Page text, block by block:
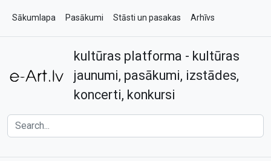
Sākumlapa Pasākumi Stāsti un pasakas Arhīvs
Kontakti
kultūras platforma - kultūras
jaunumi, pasākumi, izstādes,
koncerti, konkursi